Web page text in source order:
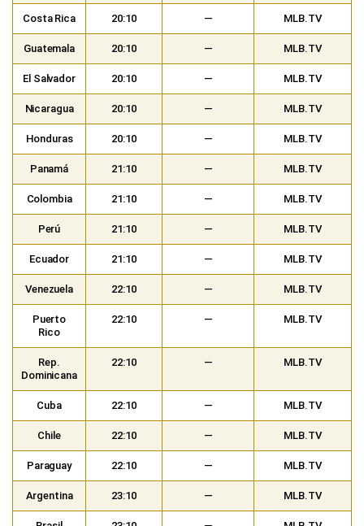
Costa Rica 20:10 — MLB.TV
Guatemala 20:10 — MLB.TV
El Salvador 20:10 — MLB.TV
Nicaragua 20:10 — MLB.TV
Honduras 20:10 — MLB.TV
Panamá 21:10 — MLB.TV
Colombia 21:10 — MLB.TV
Perú 21:10 — MLB.TV
Ecuador 21:10 — MLB.TV
Venezuela 22:10 — MLB.TV
Puerto
Rico
22:10 — MLB.TV
Rep.
Dominicana
22:10 — MLB.TV
Cuba 22:10 — MLB.TV
Chile 22:10 — MLB.TV
Paraguay 22:10 — MLB.TV
Argentina 23:10 — MLB.TV